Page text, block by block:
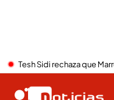
Tesh Sidi rechaza que